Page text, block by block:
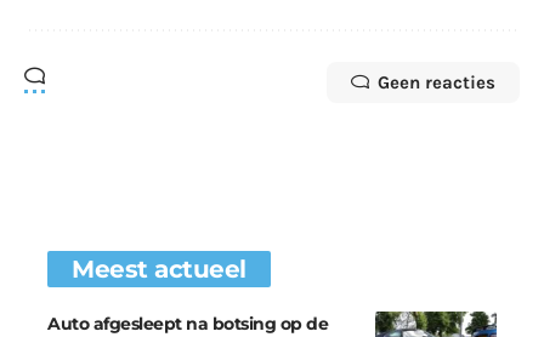
Geen reacties
Meest actueel
Auto afgesleept na botsing op de